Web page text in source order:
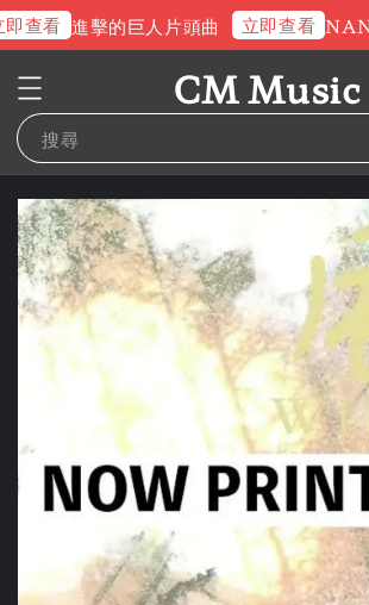
查看 進擊的巨人片頭曲 立即查看
CM Music
搜尋